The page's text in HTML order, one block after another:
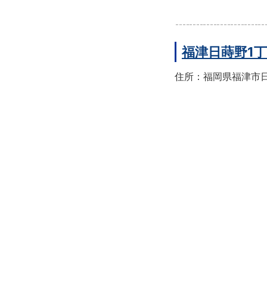
福津日蒔野1
住所：福岡県福津市